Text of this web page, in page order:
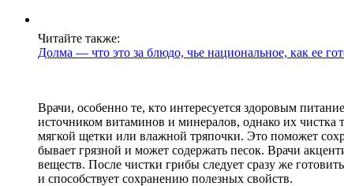
Читайте также:
Долма — что это за блюдо, чье национальное, как ее
Врачи, особенно те, кто интересуется здоровым
источником витаминов и минералов, однако их
мягкой щетки или влажной тряпочки. Это поможет
бывает грязной и может содержать песок. Врачи
веществ. После чистки грибы следует сразу же
и способствует сохранению полезных свойств.